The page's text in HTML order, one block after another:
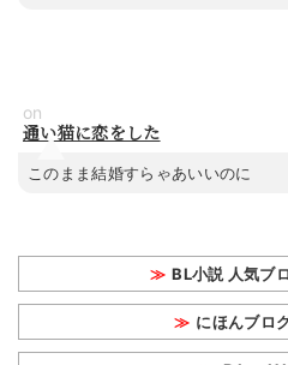
on
通い猫に恋をした
このまま結婚すらゃあいいのに
BL小説 人気ブ
にほんブロ